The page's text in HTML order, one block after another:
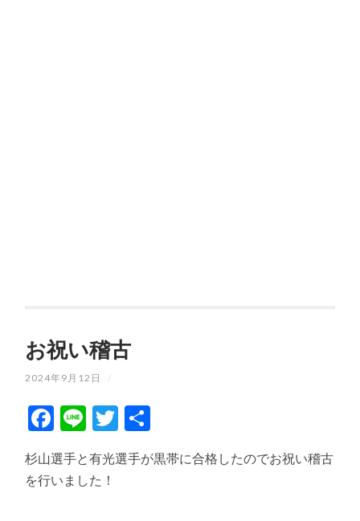
お祝い稽古
2024年9月12日 /
Facebook
LineTwitter
杉山選手と有光選手が黒帯に合格したのでお祝い稽古
を行いました！